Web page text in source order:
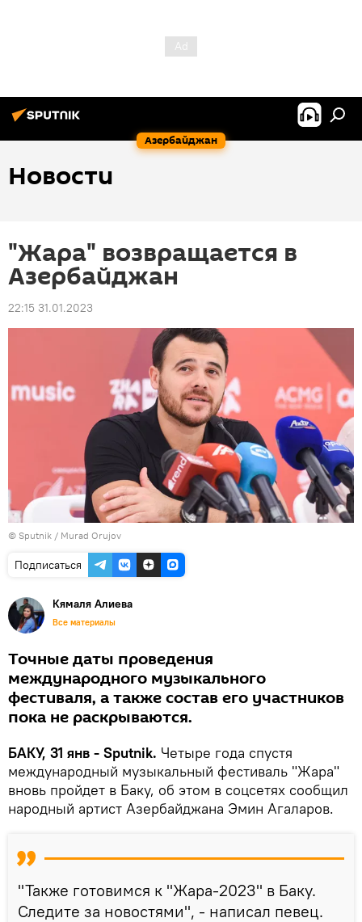
Азербайджан
Новости
"Жара" возвращается в
Азербайджан
22:15 31.01.2023
© Sputnik / Murad Orujov
Подписаться
Кямаля Алиева
Все материалы
Точные даты проведения
международного музыкального
фестиваля, а также состав его участников
пока не раскрываются.
БАКУ, 31 янв - Sputnik. Четыре года спустя
международный музыкальный фестиваль "Жара"
вновь пройдет в Баку, об этом в соцсетях сообщил
народный артист Азербайджана Эмин Агаларов.
"Также готовимся к "Жара-2023" в Баку.
Следите за новостями", - написал певец.